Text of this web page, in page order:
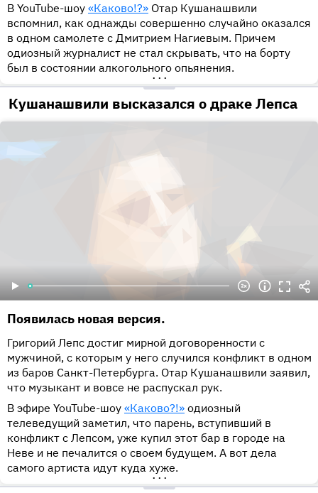
В YouTube-шоу «Каково!?» Отар Кушанашвили
вспомнил, как однажды совершенно случайно оказался
в одном самолете с Дмитрием Нагиевым. Причем
одиозный журналист не стал скрывать, что на борту
был в состоянии алкогольного опьянения.
•••
Кушанашвили высказался о драке Лепса
Появилась новая версия.
Григорий Лепс достиг мирной договоренности с
мужчиной, с которым у него случился конфликт в одном
из баров Санкт-Петербурга. Отар Кушанашвили заявил,
что музыкант и вовсе не распускал рук.
В эфире YouTube-шоу «Каково?!» одиозный
телеведущий заметил, что парень, вступивший в
конфликт с Лепсом, уже купил этот бар в городе на
Неве и не печалится о своем будущем. А вот дела
самого артиста идут куда хуже.
•••